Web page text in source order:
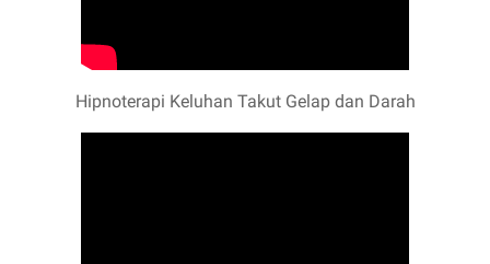
Hipnoterapi Keluhan Takut Gelap dan Darah